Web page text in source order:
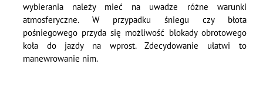
wybierania należy mieć na uwadze różne warunki
atmosferyczne. W przypadku śniegu czy błota
pośniegowego przyda się możliwość blokady obrotowego
koła do jazdy na wprost. Zdecydowanie ułatwi to
manewrowanie nim.